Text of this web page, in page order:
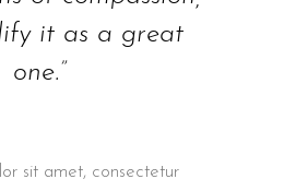
it as a great
one.”
sit amet, consectetur